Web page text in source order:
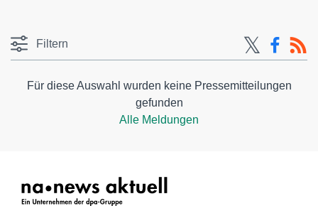
Filtern
Für diese Auswahl wurden keine Pressemitteilungen
gefunden
Alle Meldungen